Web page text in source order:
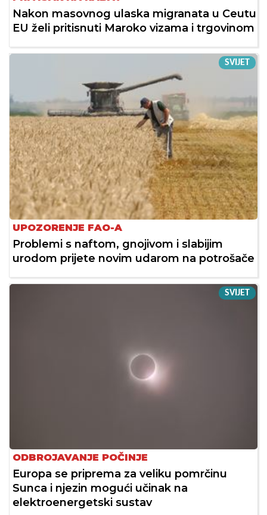
Nakon masovnog ulaska migranata u Ceutu
EU želi pritisnuti Maroko vizama i trgovinom
SVIJET
UPOZORENJE FAO-A
Problemi s naftom, gnojivom i slabijim
urodom prijete novim udarom na potrošače
SVIJET
ODBROJAVANJE POČINJE
Europa se priprema za veliku pomrčinu
Sunca i njezin mogući učinak na
elektroenergetski sustav